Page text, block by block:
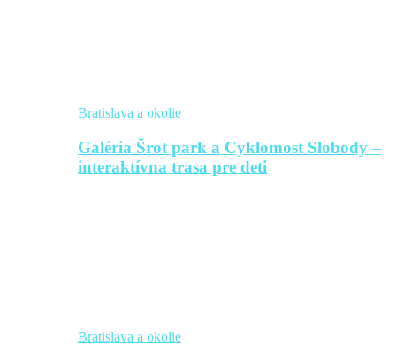
Bratislava a okolie
Galéria Šrot park a Cyklomost Slobody –
interaktívna trasa pre deti
Bratislava a okolie